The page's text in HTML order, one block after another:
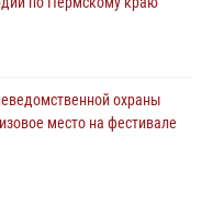
охраны
место на фестивале